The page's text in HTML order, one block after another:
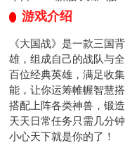
游戏介绍
《大国战》是一款三国
雄，组成自己的战队与
百位经典英雄，满足收
能，让你运筹帷幄智慧
搭配上阵各类神兽，锻
天天日常任务只需几分
小心天下就是你的了！